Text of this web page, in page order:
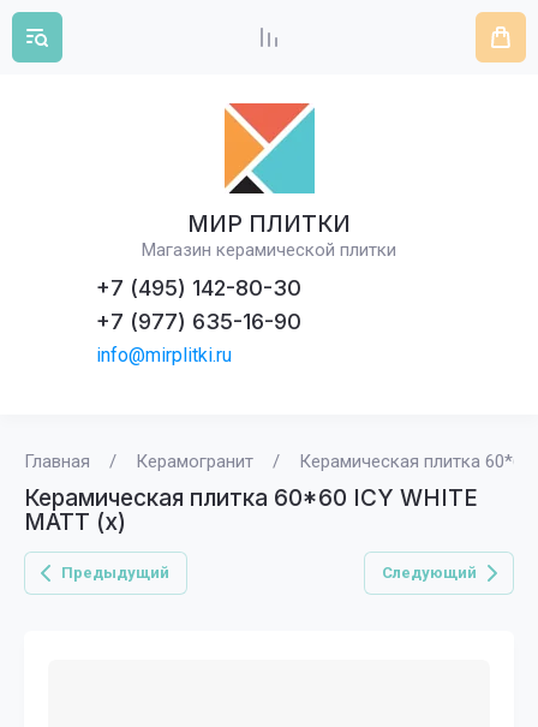
МИР ПЛИТКИ
Магазин керамической плитки
+7 (495) 142-80-30
+7 (977) 635-16-90
info@mirplitki.ru
Главная / Керамогранит / Керамическая плитка 60*60
Керамическая плитка 60*60 ICY WHITE
MATT (х)
Предыдущий Следующий